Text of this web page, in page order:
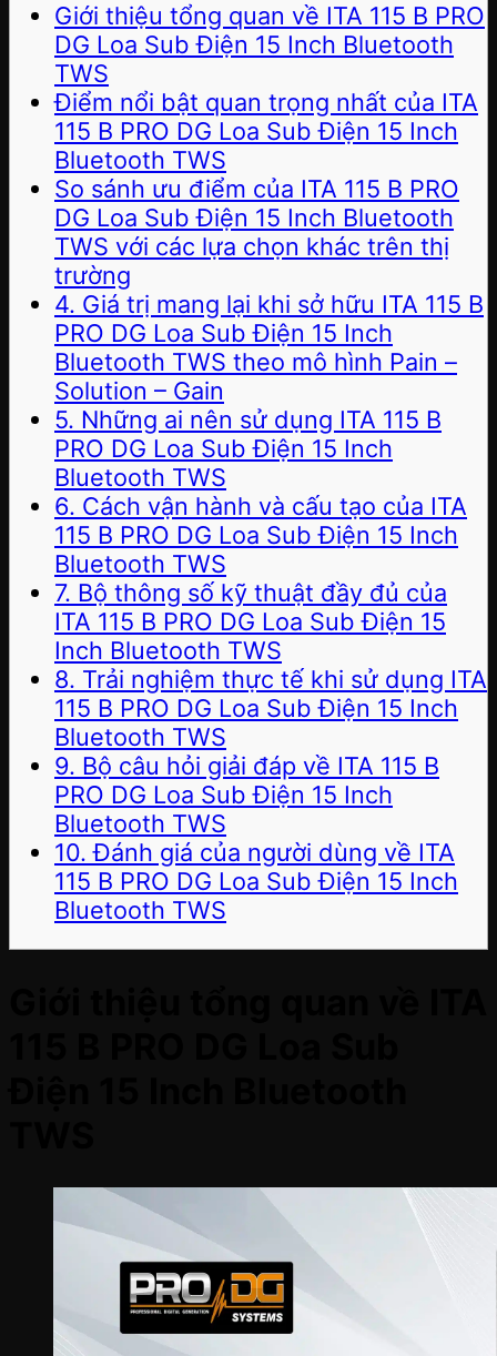
Giới thiệu tổng quan về ITA 115 B PRO
DG Loa Sub Điện 15 Inch Bluetooth
TWS
Điểm nổi bật quan trọng nhất của ITA
115 B PRO DG Loa Sub Điện 15 Inch
Bluetooth TWS
So sánh ưu điểm của ITA 115 B PRO
DG Loa Sub Điện 15 Inch Bluetooth
TWS với các lựa chọn khác trên thị
trường
4. Giá trị mang lại khi sở hữu ITA 115 B
PRO DG Loa Sub Điện 15 Inch
Bluetooth TWS theo mô hình Pain –
Solution – Gain
5. Những ai nên sử dụng ITA 115 B
PRO DG Loa Sub Điện 15 Inch
Bluetooth TWS
6. Cách vận hành và cấu tạo của ITA
115 B PRO DG Loa Sub Điện 15 Inch
Bluetooth TWS
7. Bộ thông số kỹ thuật đầy đủ của
ITA 115 B PRO DG Loa Sub Điện 15
Inch Bluetooth TWS
8. Trải nghiệm thực tế khi sử dụng ITA
115 B PRO DG Loa Sub Điện 15 Inch
Bluetooth TWS
9. Bộ câu hỏi giải đáp về ITA 115 B
PRO DG Loa Sub Điện 15 Inch
Bluetooth TWS
10. Đánh giá của người dùng về ITA
115 B PRO DG Loa Sub Điện 15 Inch
Bluetooth TWS